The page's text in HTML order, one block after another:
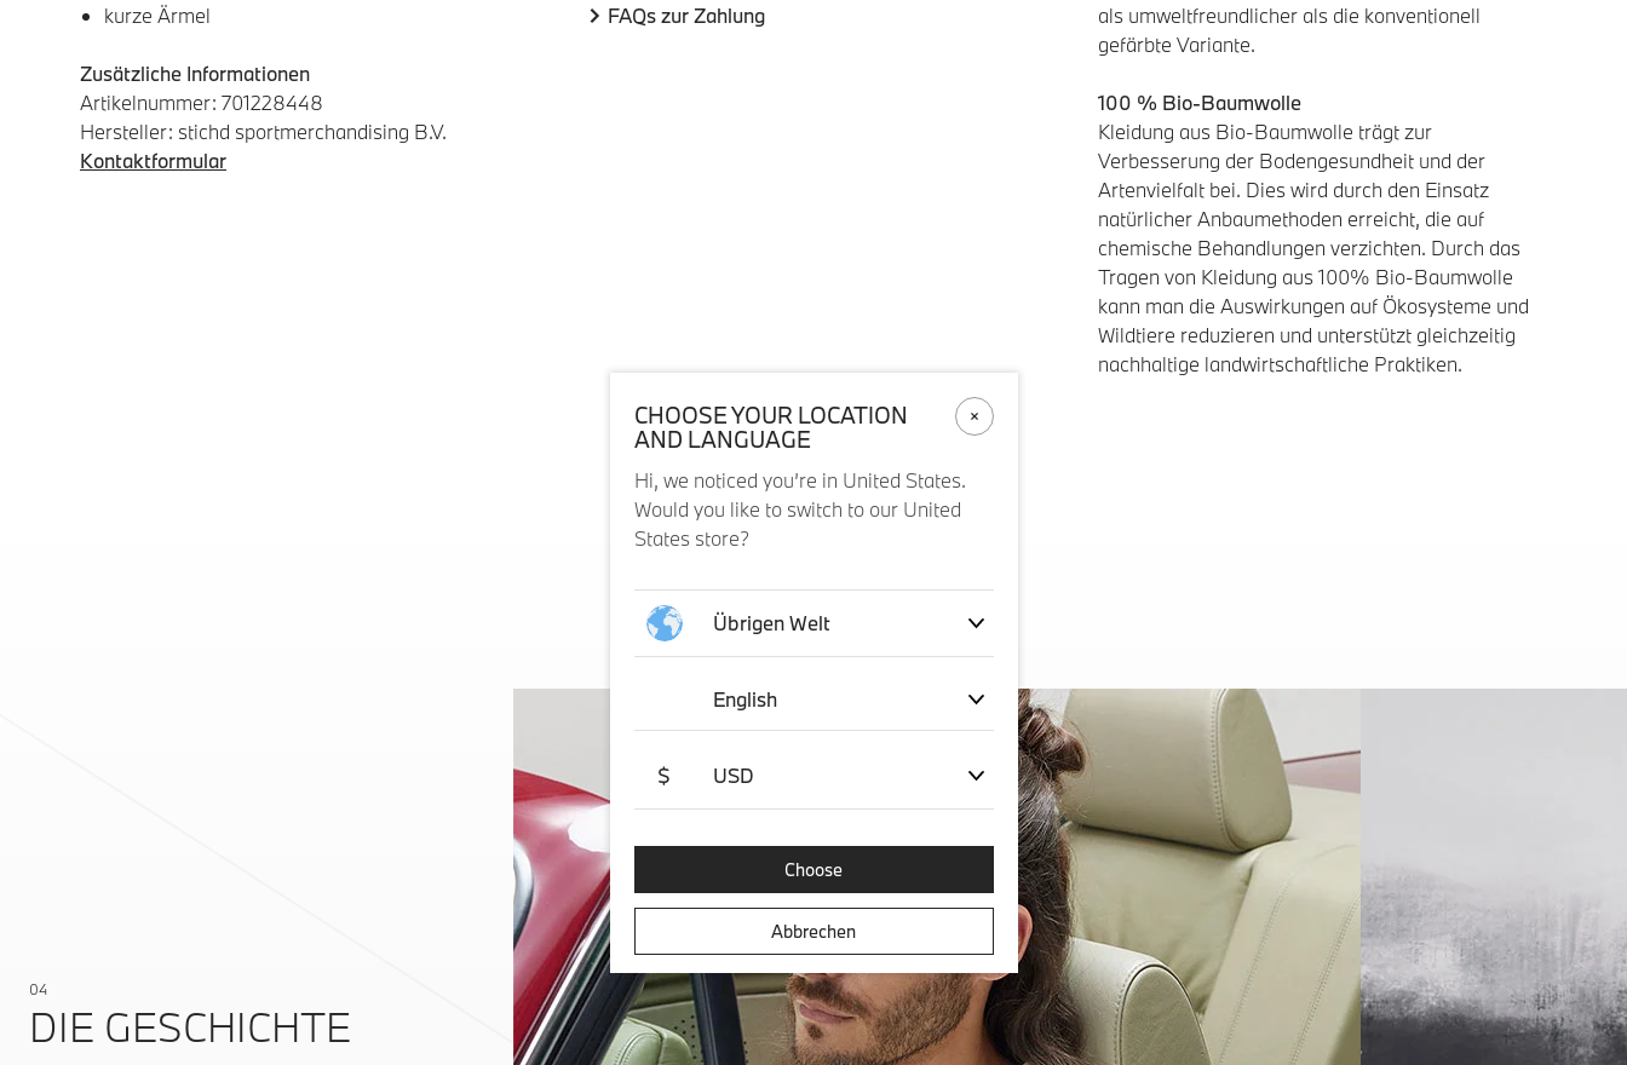
kurze Ärmel
Zusätzliche Informationen
Artikelnummer: 701228448
Hersteller: stichd sportmerchandising B.V.
Kontaktformular
FAQs zur Zahlung
als umweltfreundlicher als die konventionell
gefärbte Variante.
100 % Bio-Baumwolle
Kleidung aus Bio-Baumwolle trägt zur
Verbesserung der Bodengesundheit und der
Artenvielfalt bei. Dies wird durch den Einsatz
natürlicher Anbaumethoden erreicht, die auf
chemische Behandlungen verzichten. Durch das
Tragen von Kleidung aus 100% Bio-Baumwolle
kann man die Auswirkungen auf Ökosysteme und
Wildtiere reduzieren und unterstützt gleichzeitig
nachhaltige landwirtschaftliche Praktiken.
04
DIE GESCHICHTE
CHOOSE YOUR LOCATION
AND LANGUAGE
Hi, we noticed you’re in United States.
Would you like to switch to our United
States store?
Übrigen Welt
English
$ USD
Choose
Abbrechen